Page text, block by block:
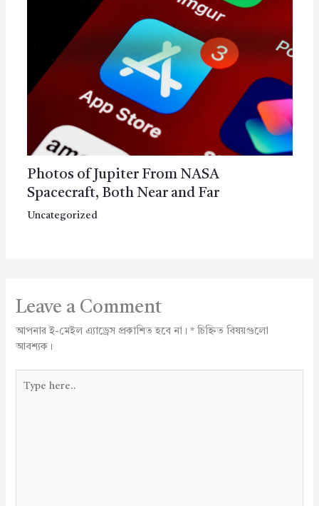
Photos of Jupiter From NASA
Spacecraft, Both Near and Far
Uncategorized
Leave a Comment
আপনার ই-মেইল এ্যাড্রেস প্রকাশিত হবে না। *চিহ্নিত বিষয়গুলো
আবশ্যক।
here..